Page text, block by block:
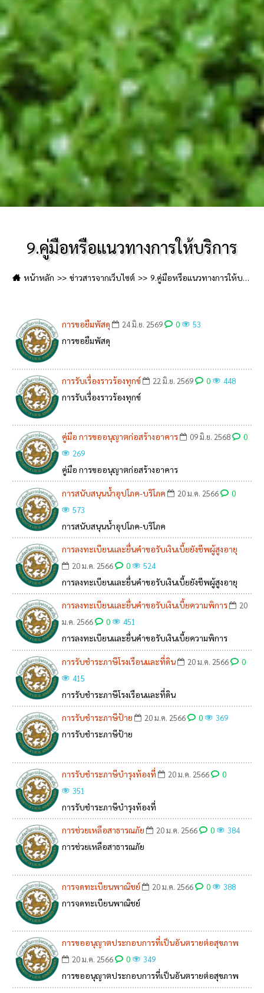
9.คู่มือหรือแนวทางการให้บริการ
หน้าหลัก ข่าวสารจากเว็บไซต์ 9.คู่มือหรือแนวทางการให้บริการ
การขอยืมพัสดุ 24 มิ.ย. 2569 0 53
การขอยืมพัสดุ
การรับเรื่องราวร้องทุกข์ 22 มิ.ย. 2569 0 448
การรับเรื่องราวร้องทุกข์
คู่มือ การขออนุญาตก่อสร้างอาคาร 09 มิ.ย. 2568 0
269
คู่มือ การขออนุญาตก่อสร้างอาคาร
การสนับสนุนน้ำอุปโภค-บริโภค 20 ม.ค. 2566 0
573
การสนับสนุนน้ำอุปโภค-บริโภค
การลงทะเบียนและยื่นคำขอรับเงินเบี้ยยังชีพผู้สูงอายุ
20 ม.ค. 2566 0 524
การลงทะเบียนและยื่นคำขอรับเงินเบี้ยยังชีพผู้สูงอายุ
การลงทะเบียนและยื่นคำขอรับเงินเบี้ยความพิการ
20
ม.ค. 2566
0 451
การลงทะเบียนและยื่นคำขอรับเงินเบี้ยความพิการ
การรับชำระภาษีโรงเรือนและที่ดิน 20 ม.ค. 2566 0
415
การรับชำระภาษีโรงเรือนและที่ดิน
การรับชำระภาษีป้าย 20 ม.ค. 2566 0 369
การรับชำระภาษีป้าย
การรับชำระภาษีบำรุงท้องที่ 20 ม.ค. 2566 0
351
การรับชำระภาษีบำรุงท้องที่
การช่วยเหลือสาธารณภัย 20 ม.ค. 2566 0 384
การช่วยเหลือสาธารณภัย
การจดทะเบียนพาณิชย์ 20 ม.ค. 2566 0 388
การจดทะเบียนพาณิชย์
การขออนุญาตประกอบการที่เป็นอันตรายต่อสุขภาพ
20 ม.ค. 2566 0 349
การขออนุญาตประกอบการที่เป็นอันตรายต่อสุขภาพ